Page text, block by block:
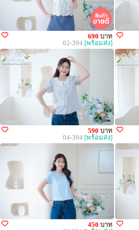
690 บาท
02-394 [พร้อมส่ง]
590 บาท
04-394 [พร้อมส่ง]
450 บาท